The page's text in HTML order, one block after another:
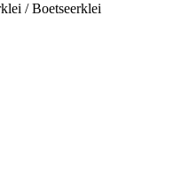
/ Boetseerklei